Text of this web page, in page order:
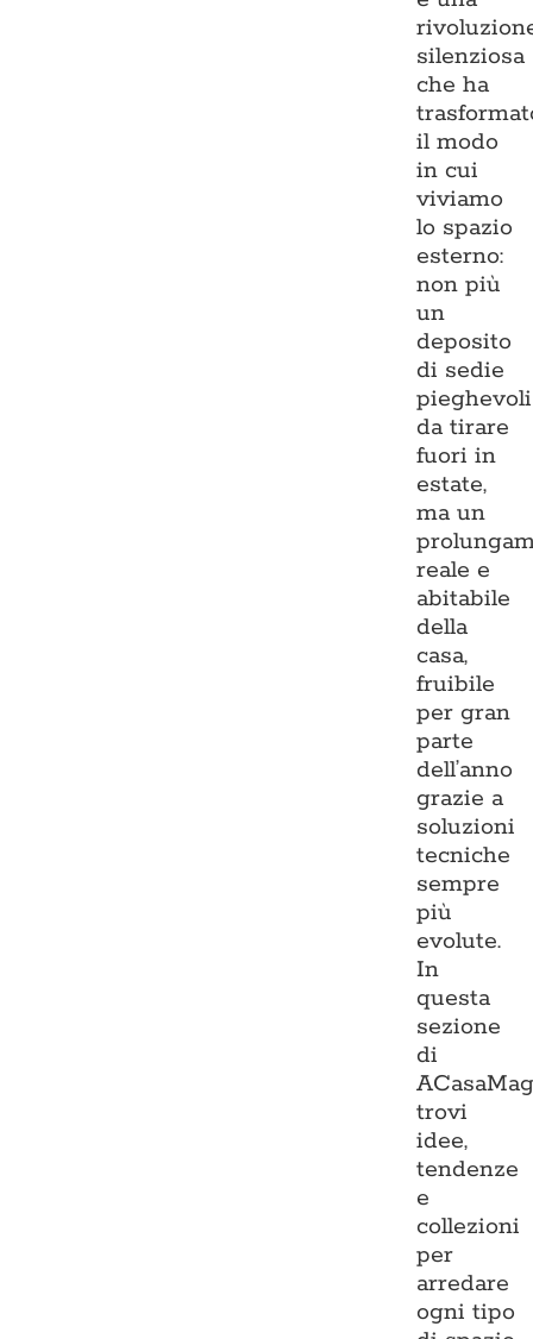
silenziosa
che ha
il modo
in cui
viviamo
lo spazio
esterno:
non più
un
deposito
di sedie
pieghevoli
da tirare
fuori in
estate,
ma un
reale e
abitabile
della
casa,
fruibile
per gran
parte
dell’anno
grazie a
soluzioni
tecniche
sempre
più
evolute.
In
questa
sezione
di
trovi
idee,
tendenze
e
collezioni
per
arredare
ogni tipo